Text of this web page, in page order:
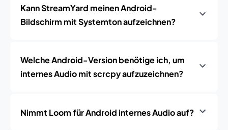
Kann StreamYard meinen Android-
Bildschirm mit Systemton aufzeichnen?
Welche Android-Version benötige ich, um
internes Audio mit scrcpy aufzuzeichnen?
Nimmt Loom für Android internes Audio auf?